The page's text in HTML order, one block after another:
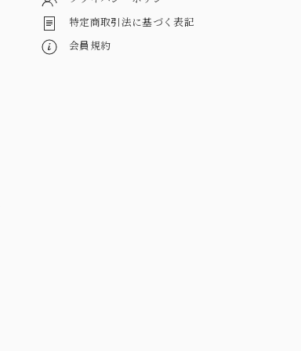
特定商取引法に基づく表記
会員規約